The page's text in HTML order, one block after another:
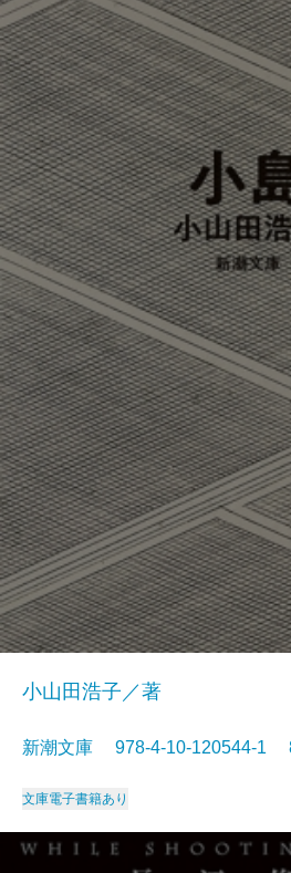
小山田浩子／著
新潮文庫 978-4-10-120544-1
文庫電子書籍あり